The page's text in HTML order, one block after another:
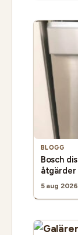
BLOGG
Bosch
åtgärder
5 aug 2026